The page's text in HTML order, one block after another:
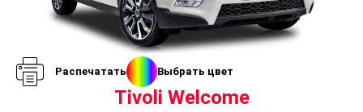
Распечатать Выбрать цвет
Tivoli Welcome